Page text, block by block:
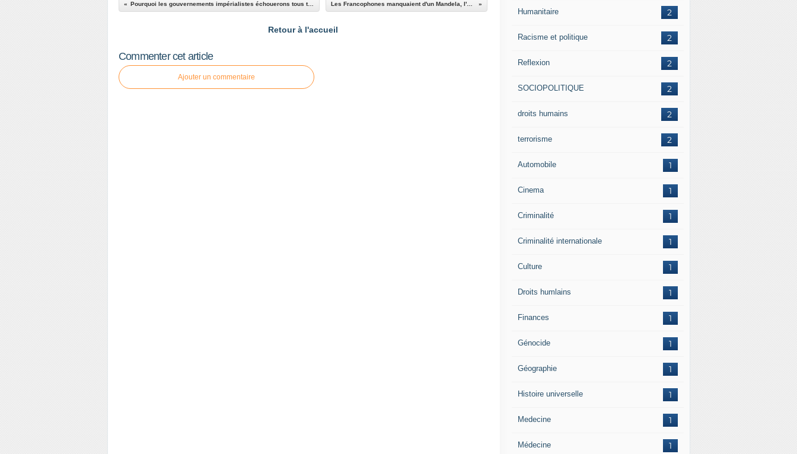
Pourquoi les gouvernements impérialistes échouerons tous tôt ou tard. Par le révérend américain Jeremiah Wright.
Retour à l'accueil
Commenter cet article
Ajouter un commentaire
2
Humanitaire
2
Racisme et politique
2
Reflexion
2
SOCIOPOLITIQUE
2
droits humains
2
terrorisme
1
Automobile
1
Cinema
1
Criminalité
1
Criminalité internationale
1
Culture
1
Droits humlains
1
Finances
1
Génocide
1
Géographie
1
Histoire universelle
1
Medecine
1
Médecine